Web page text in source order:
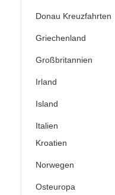
Donau Kreuzfahrten
Griechenland
Großbritannien
Irland
Island
Italien
Kroatien
Norwegen
Osteuropa